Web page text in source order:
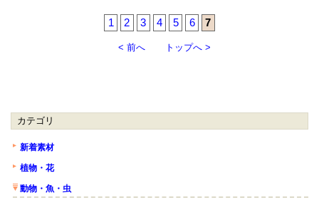
< 前へ
1 2 3 4 5 6 7
トップへ >
カテゴリ
新着素材
植物・花
動物・魚・虫